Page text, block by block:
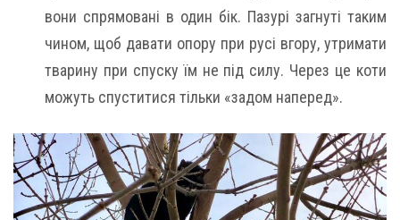
вони спрямовані в один бік. Пазурі загнуті таким
чином, щоб давати опору при русі вгору, утримати
тварину при спуску їм не під силу. Через це коти
можуть спуститися тільки «задом наперед».